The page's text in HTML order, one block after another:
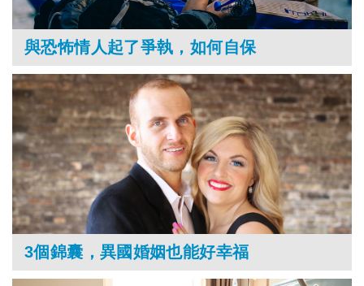
與恐怖情人起了爭執，如何自保
3個錦囊，異國婚姻也能好幸福